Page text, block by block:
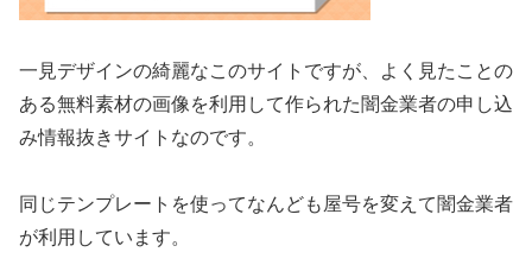
一見デザインの綺麗なこのサイトですが、よく見たことの
ある無料素材の画像を利用して作られた闇金業者の申し込
み情報抜きサイトなのです。
同じテンプレートを使ってなんども屋号を変えて闇金業者
が利用しています。